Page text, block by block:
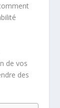
de vos
des